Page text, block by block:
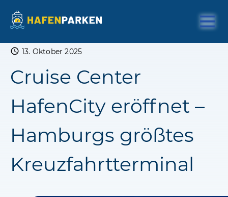
13. Oktober 2025
Cruise Center
HafenCity eröffnet –
Hamburgs größtes
Kreuzfahrtterminal